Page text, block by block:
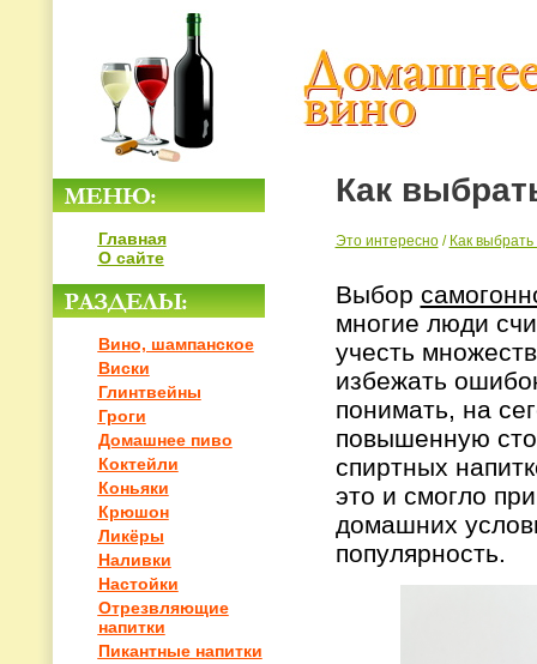
Главная
О сайте
Вино, шампанское
Виски
Глинтвейны
Гроги
Домашнее пиво
Коктейли
Коньяки
Крюшон
Ликёры
Наливки
Настойки
Отрезвляющие
напитки
Пикантные напитки
Как
Это интересно/ Как
Выбор
многие люди
учесть
избежать
понимать, на
повышенную
спиртных
это и смогло
домашних
популярность.